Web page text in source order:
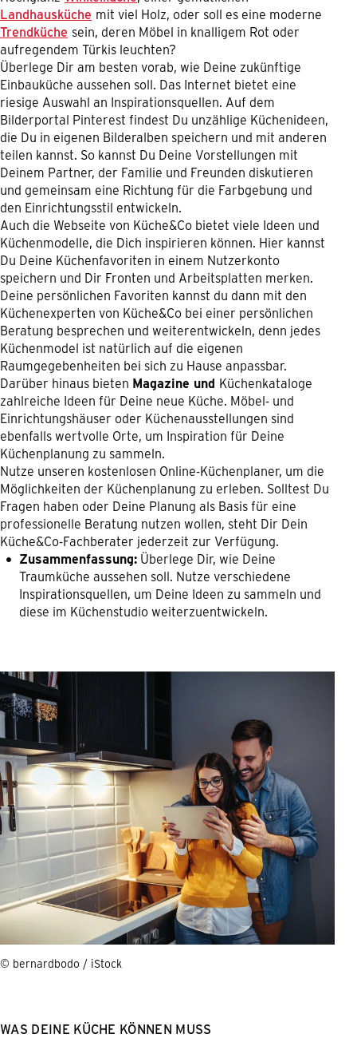
Landhausküche mit viel Holz, oder soll es eine moderne
Trendküche sein, deren Möbel in knalligem Rot oder
aufregendem Türkis leuchten?
Überlege Dir am besten vorab, wie Deine zukünftige
Einbauküche aussehen soll. Das Internet bietet eine
riesige Auswahl an Inspirationsquellen. Auf dem
Bilderportal Pinterest findest Du unzählige Küchenideen,
die Du in eigenen Bilderalben speichern und mit anderen
teilen kannst. So kannst Du Deine Vorstellungen mit
Deinem Partner, der Familie und Freunden diskutieren
und gemeinsam eine Richtung für die Farbgebung und
den Einrichtungsstil entwickeln.
Auch die Webseite von Küche&Co bietet viele Ideen und
Küchenmodelle, die Dich inspirieren können. Hier kannst
Du Deine Küchenfavoriten in einem Nutzerkonto
speichern und Dir Fronten und Arbeitsplatten merken.
Deine persönlichen Favoriten kannst du dann mit den
Küchenexperten von Küche&Co bei einer persönlichen
Beratung besprechen und weiterentwickeln, denn jedes
Küchenmodel ist natürlich auf die eigenen
Raumgegebenheiten bei sich zu Hause anpassbar.
Darüber hinaus bieten Magazine und Küchenkataloge
zahlreiche Ideen für Deine neue Küche. Möbel- und
Einrichtungshäuser oder Küchenausstellungen sind
ebenfalls wertvolle Orte, um Inspiration für Deine
Küchenplanung zu sammeln.
Nutze unseren kostenlosen Online-Küchenplaner, um die
Möglichkeiten der Küchenplanung zu erleben. Solltest Du
Fragen haben oder Deine Planung als Basis für eine
professionelle Beratung nutzen wollen, steht Dir Dein
Küche&Co-Fachberater jederzeit zur Verfügung.
Zusammenfassung: Überlege Dir, wie Deine
Traumküche aussehen soll. Nutze verschiedene
Inspirationsquellen, um Deine Ideen zu sammeln und
diese im Küchenstudio weiterzuentwickeln.
© bernardbodo / iStock
WAS DEINE KÜCHE KÖNNEN MUSS